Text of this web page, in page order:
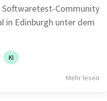
Softwaretest-Community
in Edinburgh unter dem
KI
Mehr lesen